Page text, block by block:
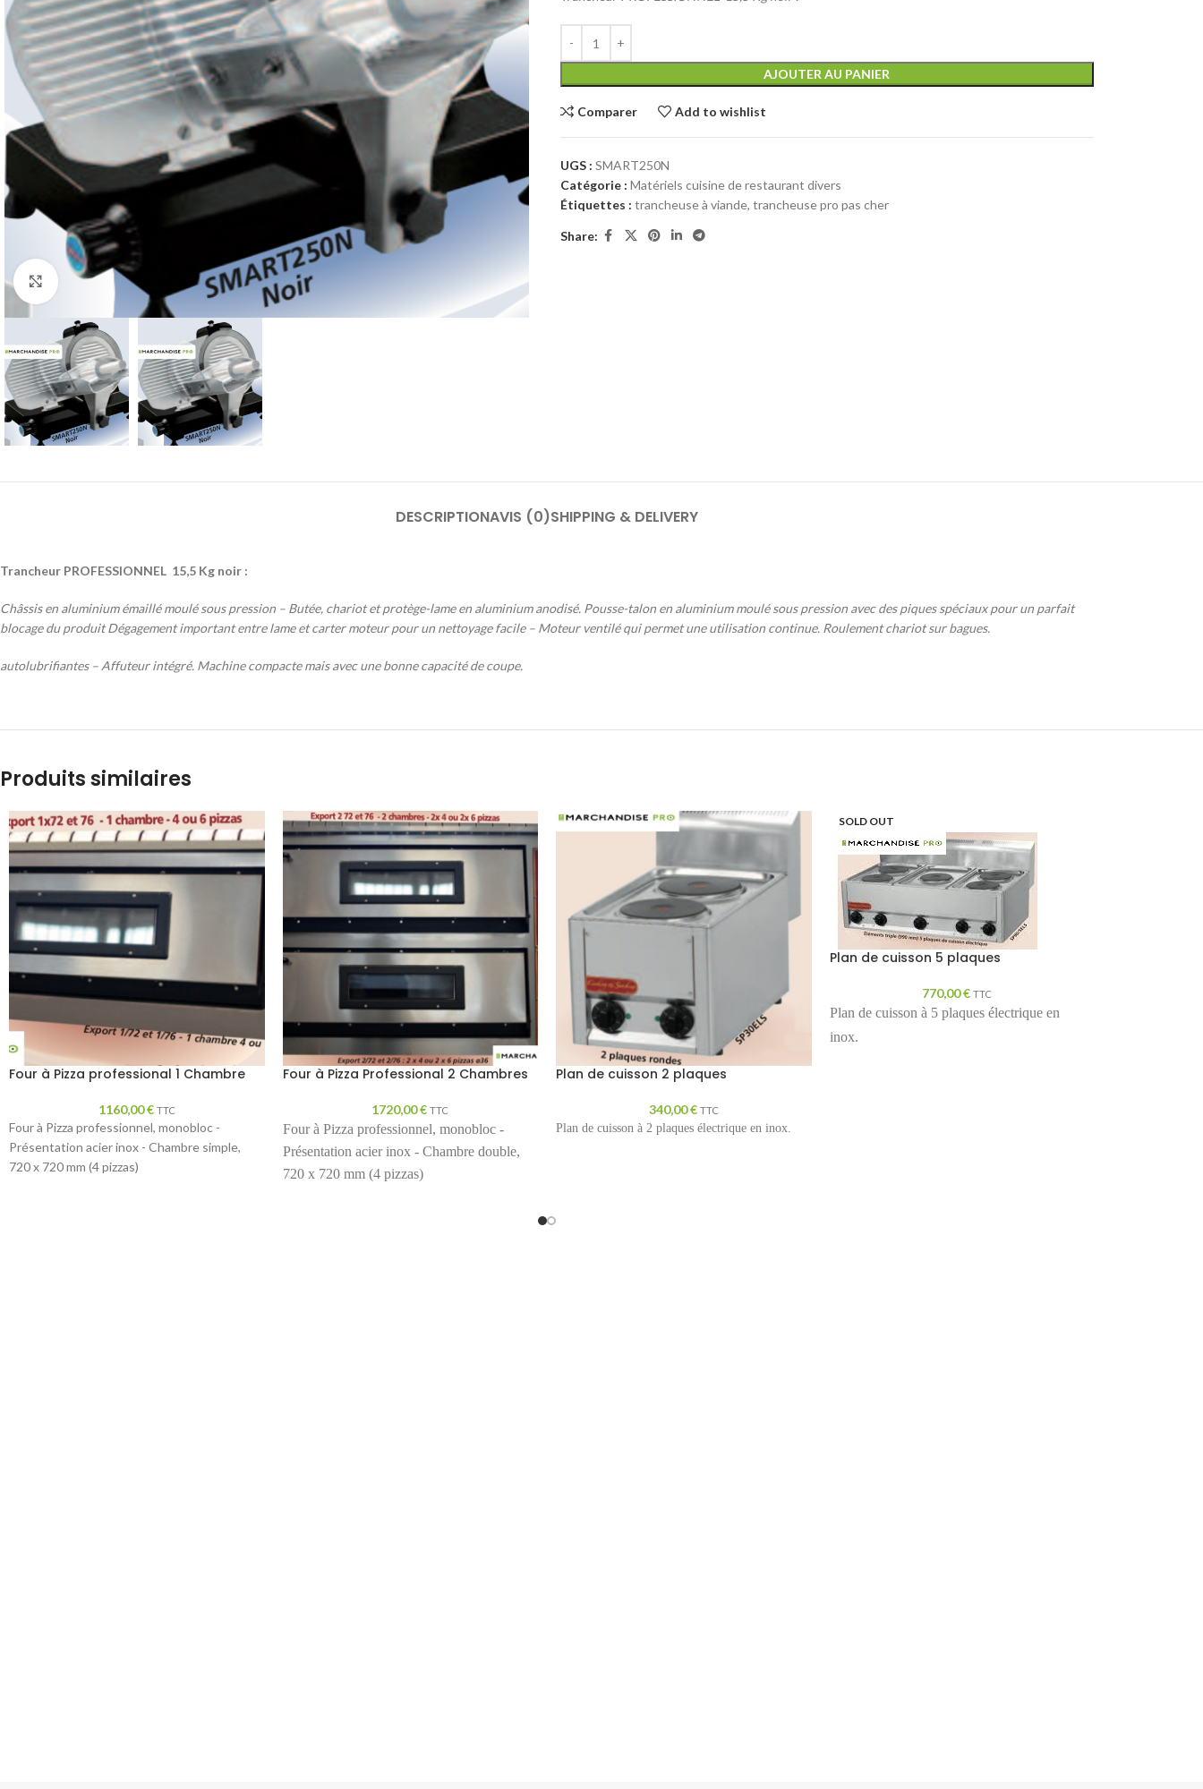
Click to enlarge
AJOUTER AU PANIER
Comparer Add to wishlist
UGS : SMART250N
Catégorie : Matériels cuisine de restaurant divers
Étiquettes : trancheuse à viande, trancheuse pro pas cher
Share:
DESCRIPTIONAVIS (0)SHIPPING & DELIVERY
Trancheur PROFESSIONNEL 15,5 Kg noir :
Châssisen aluminium émaillé moulé sous pression – Butée, chariot et protège-lame en aluminium anodisé. Pousse-talon en aluminium moulé sous pression avec des piques spéciaux pour un parfait
blocage du produit Dégagement important entre lame et carter moteur pour un nettoyage facile – Moteur ventilé qui permet une utilisation continue. Roulement chariot sur bagues.
autolubrifiantes– Affuteur intégré. Machine compacte mais avec une bonne capacité de coupe.
Produits similaires
Four à Pizza professional 1 Chambre
1160,00€ TTC
Four à Pizza professionnel, monobloc -
Présentation acier inox - Chambre simple,
720 x 720 mm (4 pizzas)
Four à Pizza Professional 2 Chambres
1720,00€ TTC
Four à Pizza professionnel, monobloc -
Présentation acier inox - Chambre double,
720 x 720 mm (4 pizzas)
Plan de cuisson 2 plaques
340,00€ TTC
Plan de cuisson à 2 plaques électrique en inox.
SOLD OUT
Plan de cuisson 5 plaques
770,00€ TTC
Plan de cuisson à 5 plaques électrique en
inox.